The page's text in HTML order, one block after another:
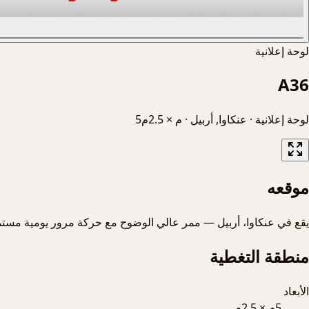
لوحة إعلانية
A36
لوحة إعلانية · عنكاوا, أربيل · 5م × 2.5م
موقعه
يقع في عنكاوا، أربيل — ممر عالي الوضوح مع حركة مرور يومية
منطقة التغطية
الأبعاد